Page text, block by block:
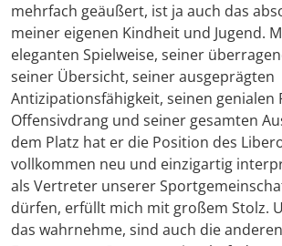
mehrfach geäußert, ist ja auch das
meiner eigenen Kindheit und Jugend.
eleganten Spielweise, seiner
seiner Übersicht, seiner ausgeprägten
Antizipationsfähigkeit, seinen genialen
Offensivdrang und seiner gesamten
dem Platz hat er die Position des
vollkommen neu und einzigartig
als Vertreter unserer
dürfen, erfüllt mich mit großem Stolz.
das wahrnehme, sind auch die